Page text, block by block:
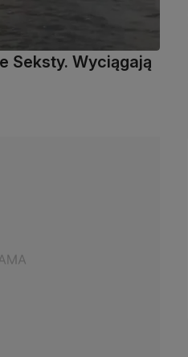
Seksty. Wyciągają